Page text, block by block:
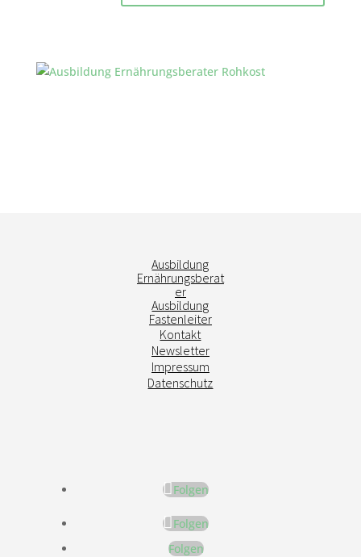
Ausbildung
Ernährungsberat
er
Ausbildung
Fastenleiter
Kontakt
Newsletter
Impressum
Datenschutz
Folgen
Folgen
Folgen